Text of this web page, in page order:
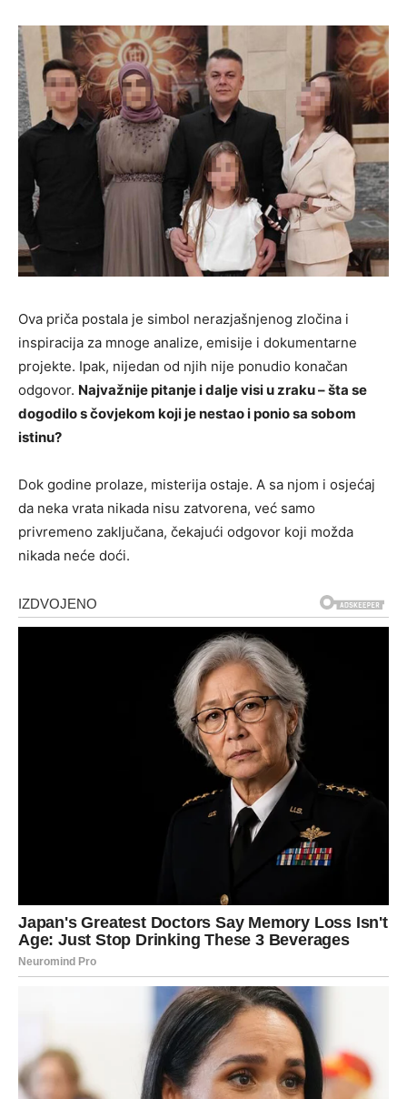
Ova priča postala je simbol nerazjašnjenog zločina i
inspiracija za mnoge analize, emisije i dokumentarne
projekte. Ipak, nijedan od njih nije ponudio konačan
odgovor. Najvažnije pitanje i dalje visi u zraku – šta se
dogodilo s čovjekom koji je nestao i ponio sa sobom
istinu?
Dok godine prolaze, misterija ostaje. A sa njom i osjećaj
da neka vrata nikada nisu zatvorena, već samo
privremeno zaključana, čekajući odgovor koji možda
nikada neće doći.